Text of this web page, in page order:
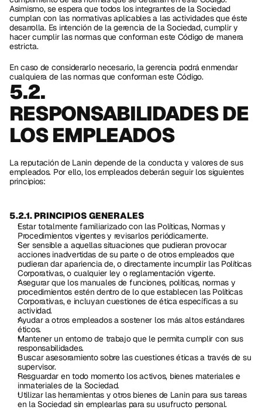
Asimismo, se espera que todos los integrantes de la Sociedad
cumplan con las normativas aplicables a las actividades que éste
desarrolla. Es intención de la gerencia de la Sociedad, cumplir y
hacer cumplir las normas que conforman este Código de manera
estricta.
En caso de considerarlo necesario, la gerencia podrá enmendar
cualquiera de las normas que conforman este Código.
5.2.
RESPONSABILIDADES DE
LOS EMPLEADOS
La reputación de Lanin depende de la conducta y valores de sus
empleados. Por ello, los empleados deberán seguir los siguientes
principios:
5.2.1. PRINCIPIOS GENERALES
Estar totalmente familiarizado con las Políticas, Normas y
Procedimientos vigentes y revisarlos periódicamente.
Ser sensible a aquellas situaciones que pudieran provocar
acciones inadvertidas de su parte o de otros empleados que
pudieran dar apariencia de, o directamente incumplir las Políticas
Corporativas, o cualquier ley o reglamentación vigente.
Asegurar que los manuales de funciones, políticas, normas y
procedimientos estén dentro de lo que establecen las Políticas
Corporativas, e incluyan cuestiones de ética específicas a su
actividad.
Ayudar a otros empleados a sostener los más altos estándares
éticos.
Mantener un entorno de trabajo que le permita cumplir con sus
responsabilidades.
Buscar asesoramiento sobre las cuestiones éticas a través de su
supervisor.
Resguardar en todo momento los activos, bienes materiales e
inmateriales de la Sociedad.
Utilizar las herramientas y otros bienes de Lanin para sus tareas
en la Sociedad sin emplearlas para su usufructo personal.